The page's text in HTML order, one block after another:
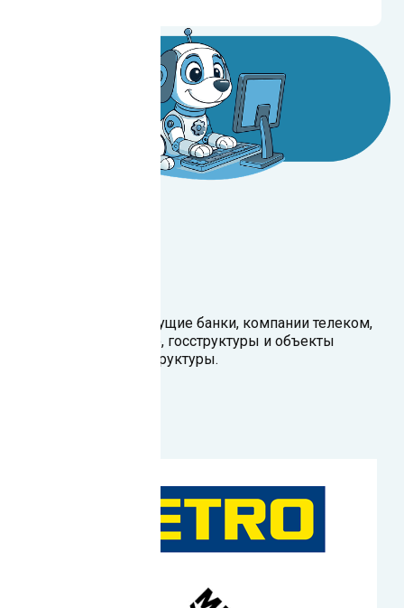
Наши клиенты — ведущие банки, компании телеком,
ритейл, производство, госструктуры и объекты
критической инфраструктуры.